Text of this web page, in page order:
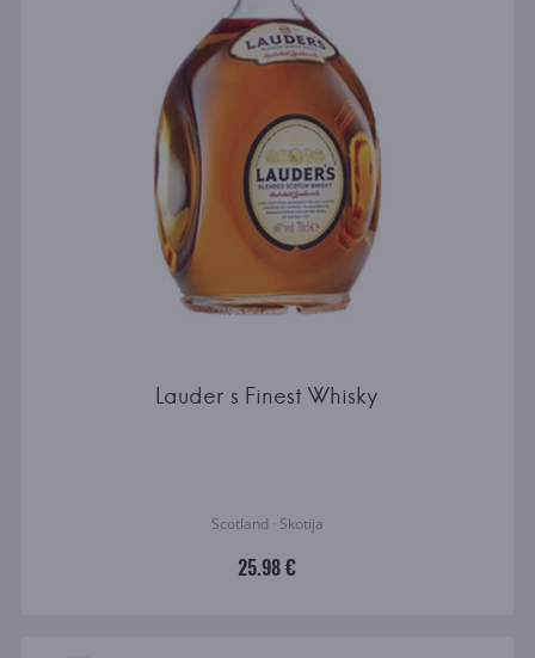
Lauder s Finest Whisky
Scotland · Skotija
25.98 €